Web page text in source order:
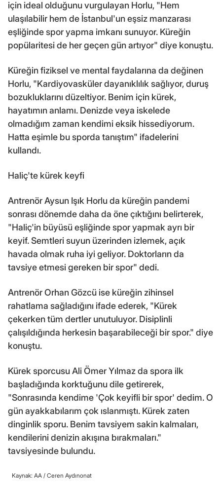
için ideal olduğunu vurgulayan Horlu, "Hem
ulaşılabilir hem de İstanbul'un eşsiz manzarası
eşliğinde spor yapma imkanı sunuyor. Küreğin
popülaritesi de her geçen gün artıyor" diye konuştu.
Küreğin fiziksel ve mental faydalarına da değinen
Horlu, "Kardiyovasküler dayanıklılık sağlıyor, duruş
bozukluklarını düzeltiyor. Benim için kürek,
hayatımın anlamı. Denizde veya iskelede
olmadığım zaman kendimi eksik hissediyorum.
Hatta eşimle bu sporda tanıştım" ifadelerini
kullandı.
Haliç'te kürek keyfi
Antrenör Aysun Işık Horlu da küreğin pandemi
sonrası dönemde daha da öne çıktığını belirterek,
"Haliç'in büyüsü eşliğinde spor yapmak ayrı bir
keyif. Semtleri suyun üzerinden izlemek, açık
havada olmak ruha iyi geliyor. Doktorların da
tavsiye etmesi gereken bir spor" dedi.
Antrenör Orhan Gözcü ise küreğin zihinsel
rahatlama sağladığını ifade ederek, "Kürek
çekerken tüm dertler unutuluyor. Disiplinli
çalışıldığında herkesin başarabileceği bir spor." diye
konuştu.
Kürek sporcusu Ali Ömer Yılmaz da spora ilk
başladığında korktuğunu dile getirerek,
"Sonrasında kendime 'Çok keyifli bir spor' dedim. O
gün ayakkabılarım çok ıslanmıştı. Kürek zaten
dinginlik sporu. Benim tavsiyem sakin kalmaları,
kendilerini denizin akışına bırakmaları."
tavsiyesinde bulundu.
Kaynak: AA / Ceren Aydınonat